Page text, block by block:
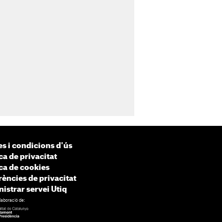
i condicions d'ús
de privacitat
de cookies
de privacitat
servei Utiq
de: